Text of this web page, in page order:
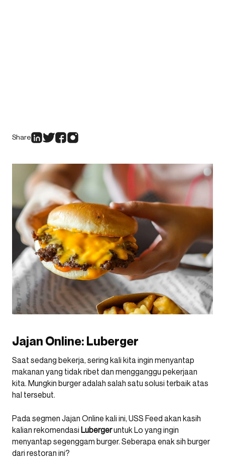
Share
Jajan Online: Luberger
Saat sedang bekerja, sering kali kita ingin menyantap
makanan yang tidak ribet dan mengganggu pekerjaan
kita. Mungkin burger adalah salah satu solusi terbaik atas
hal tersebut.
Pada segmen Jajan Online kali ini, USS Feed akan kasih
kalian rekomendasi Lubergeruntuk Lo yang ingin
menyantap segenggam burger. Seberapa enak sih burger
dari restoran ini?